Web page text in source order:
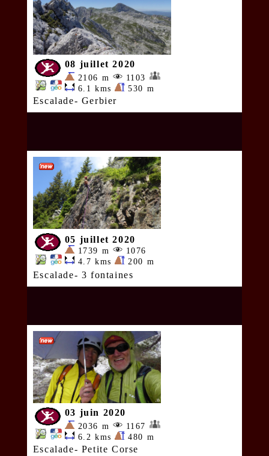
08 juillet 2020
2106 m
1103
6.1 kms
530 m
Escalade- Gerbier
05 juillet 2020
1739 m
1076
4.7 kms
200 m
Escalade- 3 fontaines
03 juin 2020
2036 m
1167
6.2 kms
480 m
Escalade- Petite Corse